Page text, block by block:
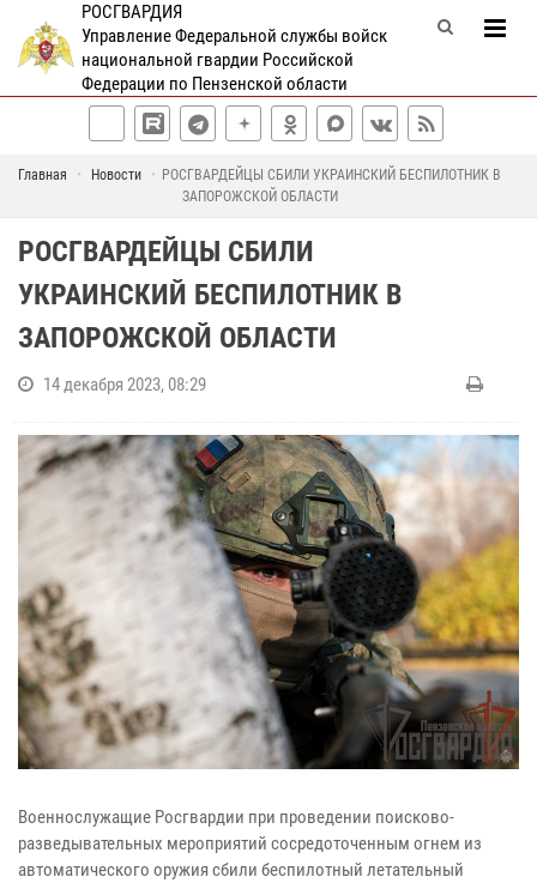
РОСГВАРДИЯ
Управление Федеральной службы войск
национальной гвардии Российской
Федерации по Пензенской области
Главная Новости
РОСГВАРДЕЙЦЫ СБИЛИ УКРАИНСКИЙ БЕСПИЛОТНИК В
ЗАПОРОЖСКОЙ ОБЛАСТИ
РОСГВАРДЕЙЦЫ СБИЛИ
УКРАИНСКИЙ БЕСПИЛОТНИК В
ЗАПОРОЖСКОЙ ОБЛАСТИ
14 декабря 2023, 08:29
Военнослужащие Росгвардии при проведении поисково-
разведывательных мероприятий сосредоточенным огнем из
автоматического оружия сбили беспилотный летательный